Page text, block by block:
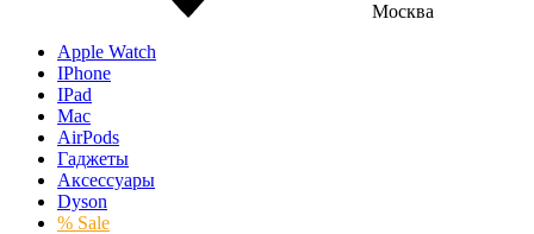
Москва
Apple Watch
IPhone
IPad
Mac
AirPods
Гаджеты
Аксессуары
Dyson
% Sale